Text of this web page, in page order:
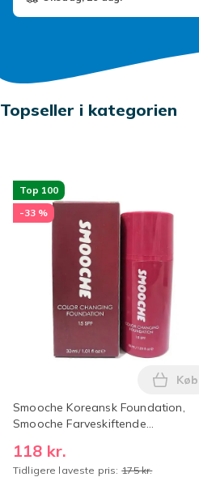
Topseller i kategorien
Top 100
-33 %
Smooche Koreansk Foundation,
Smooche Farveskiftende
118 kr.
Tidligere laveste pris: 175 kr.
Køb